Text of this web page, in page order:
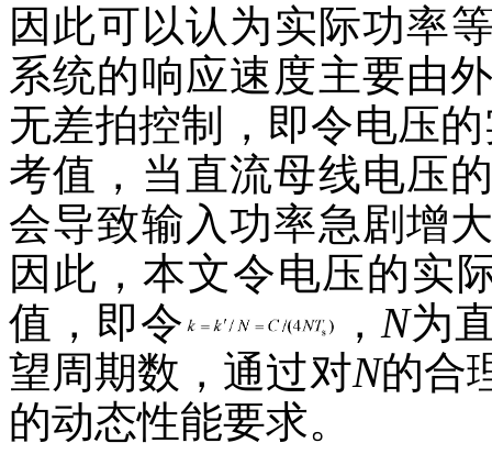
因此可以认为实际功率
系统的响应速度主要由
无差拍控制，即令电压
考值，当直流母线电压
会导致输入功率急剧增
因此，本文令电压的实
值，即令
，N为
望周期数，通过对N的合
的动态性能要求。